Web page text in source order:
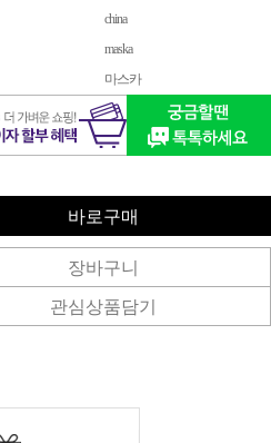
china
maska
마스카
바로구매
장바구니
관심상품담기